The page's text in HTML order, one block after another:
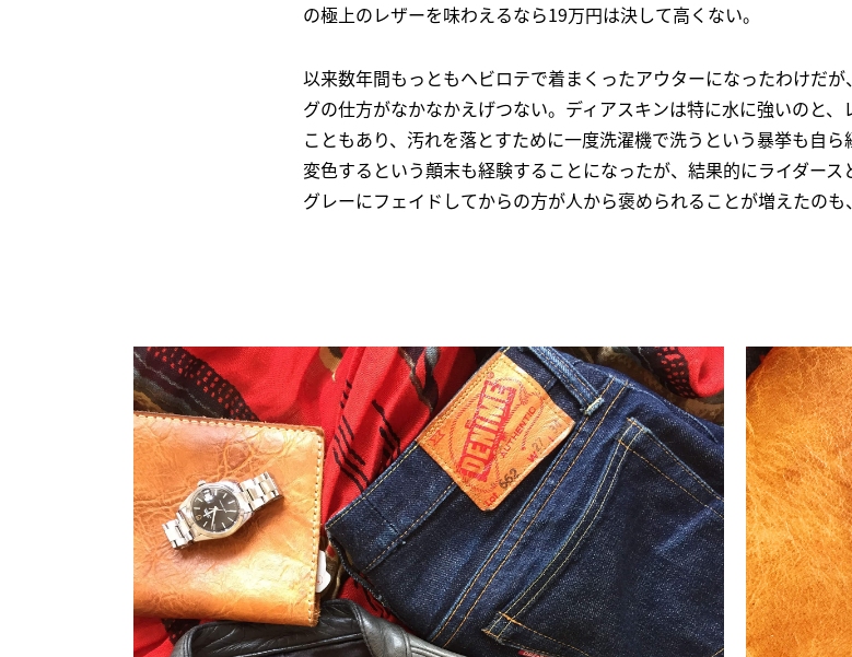
の極上のレザーを味わえるなら19万円は決して高くない。
以来数年間もっともヘビロテで着まくったアウターになったわけだ
グの仕方がなかなかえげつない。ディアスキンは特に水に強いのと
こともあり、汚れを落とすために一度洗濯機で洗うという暴挙も自
変色するという顛末も経験することになったが、結果的にライダース
グレーにフェイドしてからの方が人から褒められることが増えたのも